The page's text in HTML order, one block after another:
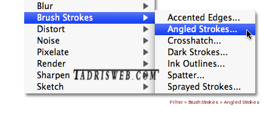
Filter > Brush Strokes > Angled Strokes